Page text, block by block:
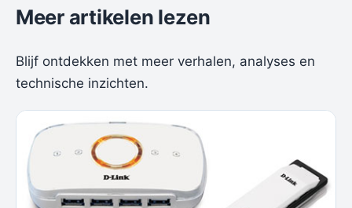
Meer artikelen lezen
Blijf ontdekken met meer verhalen, analyses en
technische inzichten.